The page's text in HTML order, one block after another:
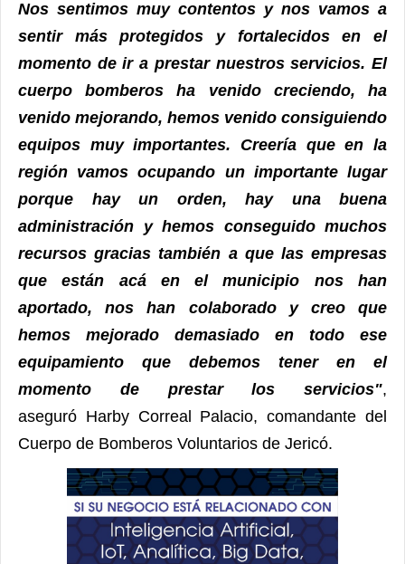
Nos sentimos muy contentos y nos vamos a
sentir más protegidos y fortalecidos en el
momento de ir a prestar nuestros servicios. El
cuerpo bomberos ha venido creciendo, ha
venido mejorando, hemos venido consiguiendo
equipos muy importantes. Creería que en la
región vamos ocupando un importante lugar
porque hay un orden, hay una buena
administración y hemos conseguido muchos
recursos gracias también a que las empresas
que están acá en el municipio nos han
aportado, nos han colaborado y creo que
hemos mejorado demasiado en todo ese
equipamiento que debemos tener en el
momento de prestar los servicios",
aseguró Harby Correal Palacio, comandante del
Cuerpo de Bomberos Voluntarios de Jericó.